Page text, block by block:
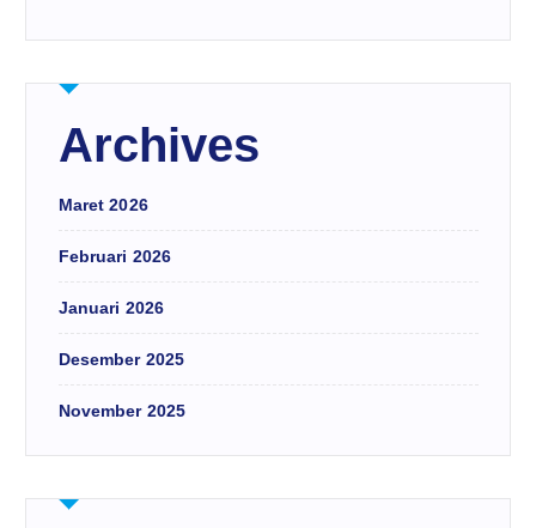
Archives
Maret 2026
Februari 2026
Januari 2026
Desember 2025
November 2025